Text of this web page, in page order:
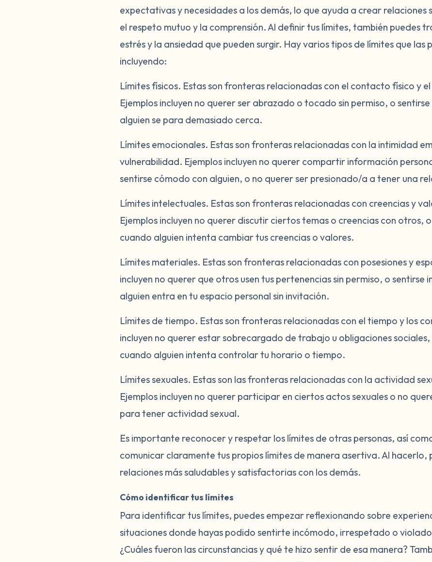
expectativas y necesidades a los demás, lo que ayuda a crear relaciones
el respeto mutuo y la comprensión. Al definir tus límites, también puedes
estrés y la ansiedad que pueden surgir. Hay varios tipos de límites que las
incluyendo:
Límites físicos. Estas son fronteras relacionadas con el contacto físico y
Ejemplos incluyen no querer ser abrazado o tocado sin permiso, o
alguien se para demasiado cerca.
Límites emocionales. Estas son fronteras relacionadas con la intimidad
vulnerabilidad. Ejemplos incluyen no querer compartir información
sentirse cómodo con alguien, o no querer ser presionado/a a tener una
Límites intelectuales. Estas son fronteras relacionadas con creencias y
Ejemplos incluyen no querer discutir ciertos temas o creencias con otros,
cuando alguien intenta cambiar tus creencias o valores.
Límites materiales. Estas son fronteras relacionadas con posesiones y
incluyen no querer que otros usen tus pertenencias sin permiso, o sentirse
alguien entra en tu espacio personal sin invitación.
Límites de tiempo. Estas son fronteras relacionadas con el tiempo y los
incluyen no querer estar sobrecargado de trabajo u obligaciones
cuando alguien intenta controlar tu horario o tiempo.
Límites sexuales. Estas son las fronteras relacionadas con la actividad
Ejemplos incluyen no querer participar en ciertos actos sexuales o no
para tener actividad sexual.
Es importante reconocer y respetar los límites de otras personas, así
comunicar claramente tus propios límites de manera asertiva. Al hacerlo,
relaciones más saludables y satisfactorias con los demás.
Cómo identificar tus límites
Para identificar tus límites, puedes empezar reflexionando sobre
situaciones donde hayas podido sentirte incómodo, irrespetado o
¿Cuáles fueron las circunstancias y qué te hizo sentir de esa manera?